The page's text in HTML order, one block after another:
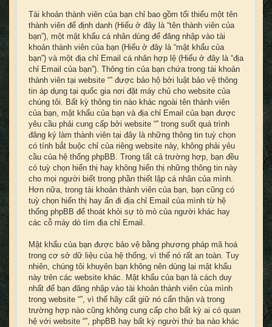
Tài khoản thành viên của bạn chỉ bao gồm tối thiểu một tên
thành viên để định danh (Hiểu ở đây là “tên thành viên của
bạn”), một mật khẩu cá nhân dùng để đăng nhập vào tài
khoản thành viên của bạn (Hiểu ở đây là “mật khẩu của
bạn”) và một địa chỉ Email cá nhân hợp lệ (Hiểu ở đây là “địa
chỉ Email của bạn”). Thông tin của bạn chứa trong tài khoản
thành viên tại website “” được bảo hộ bởi luật bảo vệ thông
tin áp dụng tại quốc gia nơi đặt máy chủ cho website của
chúng tôi. Bất kỳ thông tin nào khác ngoài tên thành viên
của bạn, mật khẩu của bạn và địa chỉ Email của bạn được
yêu cầu phải cung cấp bởi website “” trong suốt quá trình
đăng ký làm thành viên tại đây là những thông tin tuỳ chọn
có tính bắt buộc chỉ của riêng website này, không phải yêu
cầu của hệ thống phpBB. Trong tất cả trường hợp, bạn đều
có tuỳ chọn hiển thị hay không hiển thị những thông tin này
cho mọi người biết trong phần thiết lập cá nhân của mình.
Hơn nữa, trong tài khoản thành viên của bạn, bạn cũng có
tuỳ chọn hiển thị hay ẩn đi địa chỉ Email của mình từ hệ
thống phpBB để thoát khỏi sự tò mò của người khác hay
các cỗ máy dò tìm địa chỉ Email.
Mật khẩu của bạn được bảo vệ bằng phương pháp mã hoá
trong cơ sở dữ liệu của hệ thống, vì thế nó rất an toàn. Tuy
nhiên, chúng tôi khuyên bạn không nên dùng lại mật khẩu
này trên các website khác. Mật khẩu của bạn là cách duy
nhất để bạn đăng nhập vào tài khoản thành viên của mình
trong website “”, vì thế hãy cất giữ nó cẩn thận và trong
trường hợp nào cũng không cung cấp cho bất kỳ ai có quan
hệ với website “”, phpBB hay bất kỳ người thứ ba nào khác